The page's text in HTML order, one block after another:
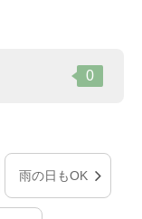
0
雨の日もOK